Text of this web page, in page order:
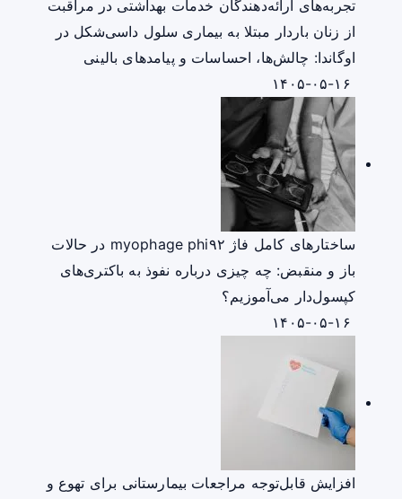
تجربه‌های ارائه‌دهندگان خدمات بهداشتی در مراقبت
از زنان باردار مبتلا به بیماری سلول داسی‌شکل در
اوگاندا: چالش‌ها، احساسات و پیامدهای بالینی
ساختارهای کامل فاژ myophage phi۹۲ در حالات
باز و منقبض: چه چیزی درباره نفوذ به باکتری‌های
کپسول‌دار می‌آموزیم؟
افزایش قابل‌توجه مراجعات بیمارستانی برای تهوع و